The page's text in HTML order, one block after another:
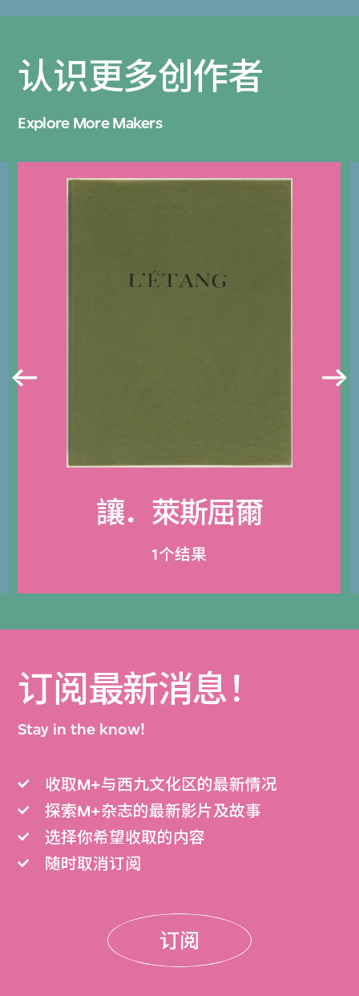
认识更多创作者
Explore More Makers
讓．萊斯屈爾
1个结果
订阅最新消息！
Stay in the know!
收取M+与西九文化区的最新情况
探索M+杂志的最新影片及故事
选择你希望收取的内容
随时取消订阅
订阅